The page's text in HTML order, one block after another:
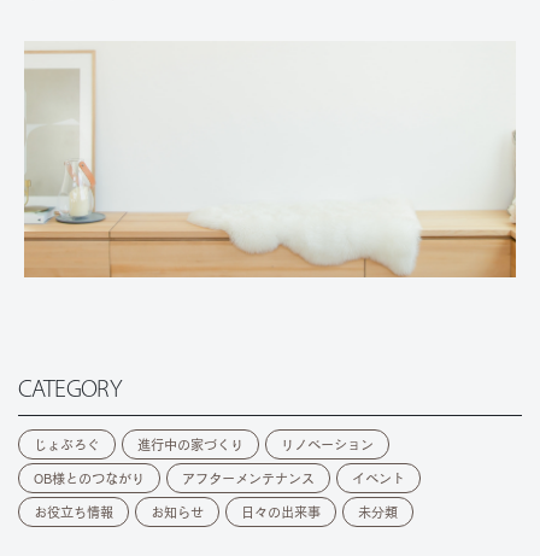
CATEGORY
じょぶろぐ 進行中の家づくり リノベーション
OB様とのつながり アフターメンテナンス イベント
お役立ち情報 お知らせ 日々の出来事 未分類